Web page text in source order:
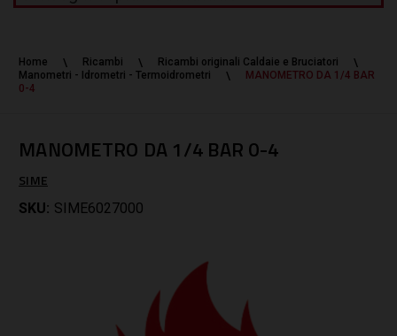
Home Ricambi
Ricambi originali Caldaie e Bruciatori
Manometri - Idrometri - Termoidrometri
MANOMETRO DA 1/4 BAR
0-4
MANOMETRO DA 1/4 BAR 0-4
SIME
SKU: SIME6027000